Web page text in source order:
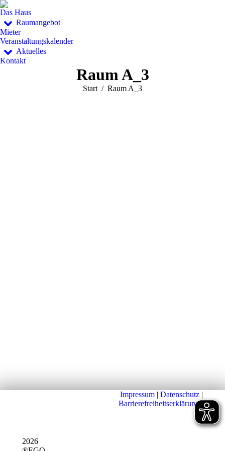
Das Haus
Raumangebot
Mieter
Veranstaltungskalender
Aktuelles
Kontakt
Raum A_3
Sie befinden sich hier:
Start Raum A_3
2026
Impressum | Datenschutz |
Barrierefreiheitserklärung|